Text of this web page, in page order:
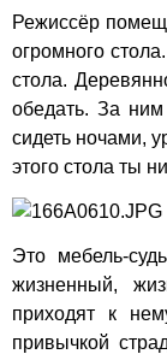
Режиссёр
огромного
стола.
обедать. За
сидеть ночами,
этого стола ты
Это мебель-
жизненный,
приходят к
привычкой